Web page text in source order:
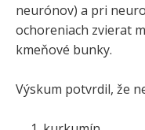
neurónov) a pri
ochoreniach zvierat
kmeňové bunky.
Výskum potvrdil, že